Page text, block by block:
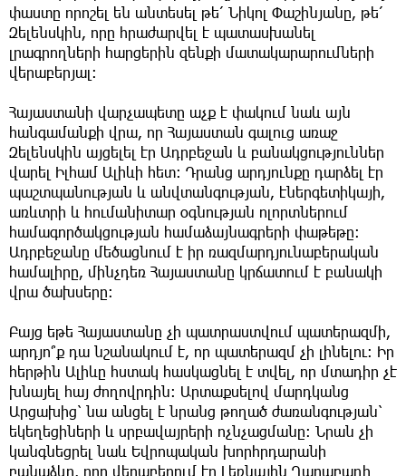
փաստը որոշել են անտեսել թե՛ Նիկոլ Փաշինյանը, թե՛
Զելենսկին, որը հրաժարվել է պատասխանել
լրագրողների հարցերին զենքի մատակարարումների
վերաբերյալ։
Հայաստանի վարչապետը աչք է փակում նաև այն
հանգամանքի վրա, որ Հայաստան գալուց առաջ
Զելենսկին այցելել էր Ադրբեջան և բանակցություններ
վարել Իլհամ Ալիևի հետ։ Դրանց արդյունքը դարձել էր
պաշտպանության և անվտանգության, էներգետիկայի,
առևտրի և հումանիտար օգնության ոլորտներում
համագործակցության համաձայնագրերի փաթեթը։
Ադրբեջանը մեծացնում է իր ռազմարդյունաբերական
համալիրը, մինչդեռ Հայաստանը կրճատում է բանակի
վրա ծախսերը։
Բայց եթե Հայաստանը չի պատրաստվում պատերազմի,
արդյո՞ք դա նշանակում է, որ պատերազմ չի լինելու։ Իր
հերթին Ալիևը հստակ հասկացնել է տվել, որ մտադիր չէ
խնայել հայ ժողովրդին։ Արտաքսելով մարդկանց
Արցախից՝ նա անցել է նրանց թողած ժառանգության՝
եկեղեցիների և սրբավայրերի ոչնչացմանը։ Նրան չի
կանգնեցրել նաև Եվրոպական խորհրդարանի
բանաձևը, որը վերաբերում էր Լեռնային Ղարաբաղի